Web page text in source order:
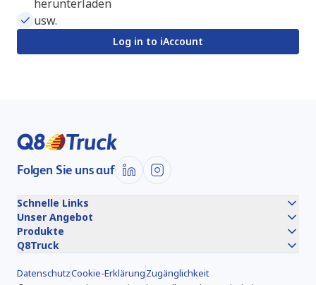
herunterladen
usw.
Log in to iAccount
Folgen Sie uns auf
Schnelle Links
Unser Angebot
Produkte
Q8Truck
DatenschutzCookie-ErklärungZugänglichkeit